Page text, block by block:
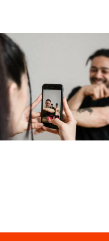
Effektive Methoden
zur Entfernung
negativer
Kommentare auf
Facebook